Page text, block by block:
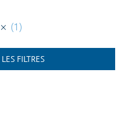
(1)
FILTRES